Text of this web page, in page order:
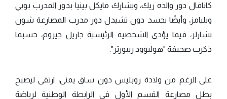
كانافال دور والده ريك، ويشارك مايكل بينيا بدور المدرب بوبي
ويليامز، وأيضًا يجسد دون تشيدل دور مدرب المصارعة شون
تشارلز، فيما يؤدي الشخصية الرئيسية جاريل جيروم، حسبما
ذكرت صحيفة "هوليوود ريبورتر".
على الرغم من ولادة روبليس دون ساق يمنى، ارتقى ليصبح
بطل مصارعة القسم الأول في الرابطة الوطنية لرياضة